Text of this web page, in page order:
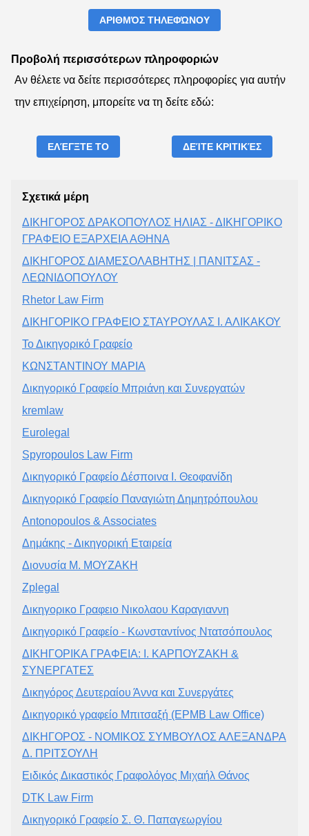
ΑΡΙΘΜΌΣ ΤΗΛΕΦΏΝΟΥ
Προβολή περισσότερων πληροφοριών
Αν θέλετε να δείτε περισσότερες πληροφορίες για αυτήν
την επιχείρηση, μπορείτε να τη δείτε εδώ:
ΕΛΈΓΞΤΕ ΤΟ ΔΕΊΤΕ ΚΡΙΤΙΚΈΣ
Σχετικά μέρη
ΔΙΚΗΓΟΡΟΣ ΔΡΑΚΟΠΟΥΛΟΣ ΗΛΙΑΣ - ΔΙΚΗΓΟΡΙΚΟ
ΓΡΑΦΕΙΟ ΕΞΑΡΧΕΙΑ ΑΘΗΝΑ
ΔΙΚΗΓΟΡΟΣ ΔΙΑΜΕΣΟΛΑΒΗΤΗΣ | ΠΑΝΙΤΣΑΣ -
ΛΕΩΝΙΔΟΠΟΥΛΟΥ
Rhetor Law Firm
ΔΙΚΗΓΟΡΙΚΟ ΓΡΑΦΕΙΟ ΣΤΑΥΡΟΥΛΑΣ Ι. ΑΛΙΚΑΚΟΥ
Το Δικηγορικό Γραφείο
ΚΩΝΣΤΑΝΤΙΝΟΥ ΜΑΡΙΑ
Δικηγορικό Γραφείο Μπριάνη και Συνεργατών
kremlaw
Eurolegal
Spyropoulos Law Firm
Δικηγορικό Γραφείο Δέσποινα Ι. Θεοφανίδη
Δικηγορικό Γραφείο Παναγιώτη Δημητρόπουλου
Antonopoulos & Associates
Δημάκης - Δικηγορική Εταιρεία
Διονυσία Μ. ΜΟΥΖΑΚΗ
Zplegal
Δικηγορικο Γραφειο Νικολαου Καραγιαννη
Δικηγορικό Γραφείο - Κωνσταντίνος Ντατσόπουλος
ΔΙΚΗΓΟΡΙΚΑ ΓΡΑΦΕΙΑ: Ι. ΚΑΡΠΟΥΖΑΚΗ &
ΣΥΝΕΡΓΑΤΕΣ
Δικηγόρος Δευτεραίου Άννα και Συνεργάτες
Δικηγορικό γραφείο Μπιτσαξή (EPMB Law Office)
ΔΙΚΗΓΟΡΟΣ - ΝΟΜΙΚΟΣ ΣΥΜΒΟΥΛΟΣ ΑΛΕΞΑΝΔΡΑ
Δ. ΠΡΙΤΣΟΥΛΗ
Ειδικός Δικαστικός Γραφολόγος Μιχαήλ Θάνος
DTK Law Firm
Δικηγορικό Γραφείο Σ. Θ. Παπαγεωργίου